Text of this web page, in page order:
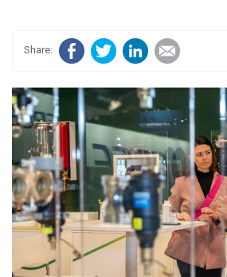
FacebookTwitter LinkedIn